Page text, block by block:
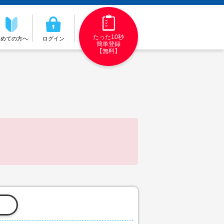
ての方へ ログイン
たった10秒
簡単登録
【無料】